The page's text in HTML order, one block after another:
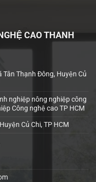
CAO THANH
Tân Thạnh Đông, Huyện Củ
nghiệp nông nghiệp công
Công nghệ cao TP HCM
Củ Chi, TP HCM